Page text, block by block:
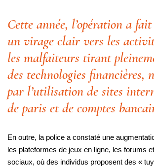
Cette année, l’opération a
un virage clair vers les
les malfaiteurs tirant
des technologies financières,
par l’utilisation de sites
de paris et de comptes
En outre, la police a constaté une
les plateformes de jeux en ligne, les forums
sociaux, où des individus proposent des «